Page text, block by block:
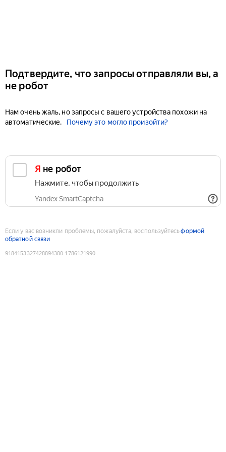
Подтвердите, что запросы отправляли вы, а
не робот
Нам очень жаль, но запросы с вашего устройства похожи на
автоматические.
Почему это могло произойти?
Я не робот
Нажмите, чтобы продолжить
Yandex SmartCaptcha
Если у вас возникли проблемы, пожалуйста, воспользуйтесьформой
обратной связи
9184153327428894380:1786121990